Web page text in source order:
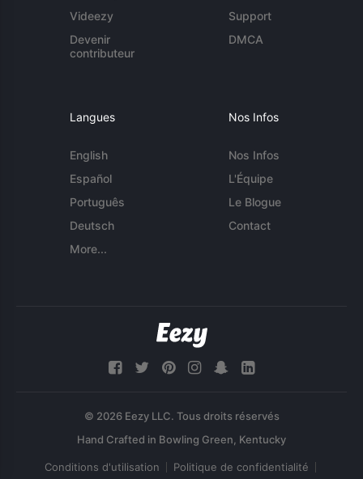
Videezy
Devenir
contributeur
Support
DMCA
Langues
English
Español
Português
Deutsch
More...
Nos Infos
Nos Infos
L'Équipe
Le Blogue
Contact
© 2026 Eezy LLC. Tous droits réservés
Conditions d'utilisation Politique de confidentialité